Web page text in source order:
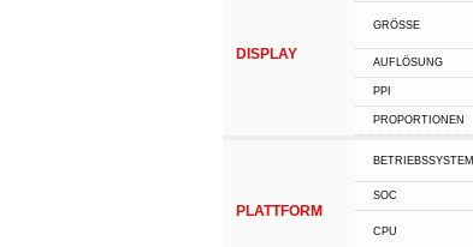
DISPLAY
GRÖSSE
AUFLÖSUNG
PPI
PROPORTIONEN
PLATTFORM
BETRIEBSSYSTEM
SOC
CPU